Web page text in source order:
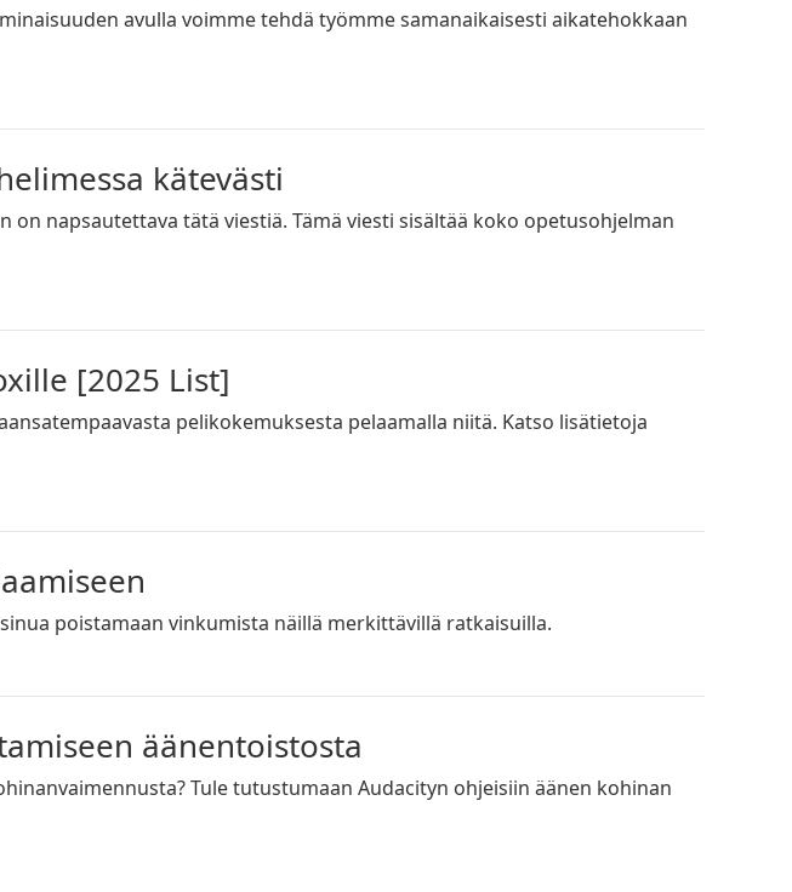
avulla voimme tehdä työmme samanaikaisesti aikatehokkaan
kätevästi
napsautettava tätä viestiä. Tämä viesti sisältää koko opetusohjelman
[2025 List]
pelikokemuksesta pelaamalla niitä. Katso lisätietoja
poistamaan vinkumista näillä merkittävillä ratkaisuilla.
äänentoistosta
Tule tutustumaan Audacityn ohjeisiin äänen kohinan